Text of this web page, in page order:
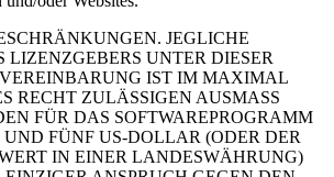
JEGLICHE
UNTER DIESER
IST IM MAXIMAL
RECHT ZULÄSSIGEN AUSMASS
FÜR DAS SOFTWAREPROGRAMM
FÜNF US-DOLLAR (ODER DER
IN EINER LANDESWÄHRUNG)